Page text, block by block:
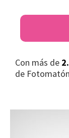
Con más de
de